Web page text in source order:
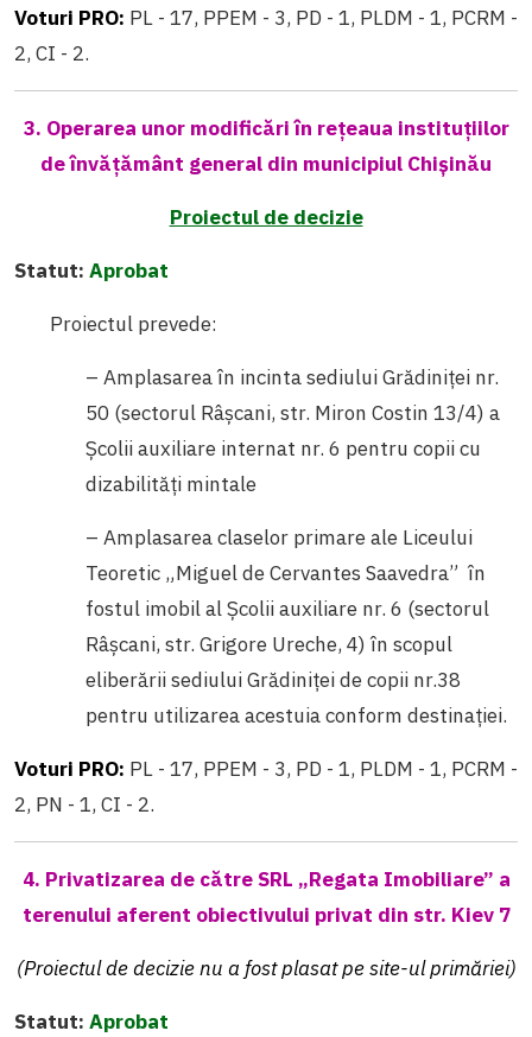
Voturi PRO: PL - 17, PPEM - 3, PD - 1, PLDM - 1, PCRM -
2, CI - 2.
3. Operarea unor modificări în rețeaua instituțiilor
de învățământ general din municipiul Chișinău
Proiectul de decizie
Statut: Aprobat
Proiectul prevede:
– Amplasarea în incinta sediului Grădiniţei nr.
50 (sectorul Râşcani, str. Miron Costin 13/4) a
Şcolii auxiliare internat nr. 6 pentru copii cu
dizabilităţi mintale
– Amplasarea claselor primare ale Liceului
Teoretic „Miguel de Cervantes Saavedra” în
fostul imobil al Şcolii auxiliare nr. 6 (sectorul
Râşcani, str. Grigore Ureche, 4) în scopul
eliberării sediului Grădiniţei de copii nr.38
pentru utilizarea acestuia conform destinaţiei.
Voturi PRO: PL - 17, PPEM - 3, PD - 1, PLDM - 1, PCRM -
2, PN - 1, CI - 2.
4. Privatizarea de către SRL „Regata Imobiliare” a
terenului aferent obiectivului privat din str. Kiev 7
(Proiectul de decizie nu a fost plasat pe site-ul primăriei)
Statut: Aprobat